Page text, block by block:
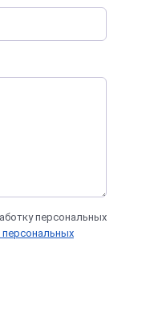
персональных